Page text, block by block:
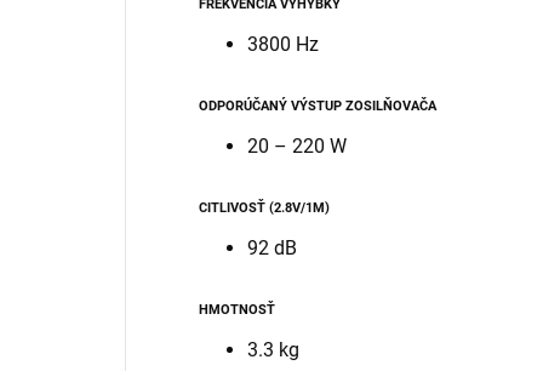
FREKVENCIA VÝHYBKY
3800 Hz
ODPORÚČANÝ VÝSTUP ZOSILŇOVAČA
20 – 220 W
CITLIVOSŤ (2.8V/1M)
92 dB
HMOTNOSŤ
3.3 kg